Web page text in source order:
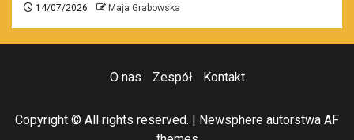
14/07/2026 Maja Grabowska
O nas Zespół Kontakt
Copyright © All rights reserved. Newsphere autorstwa AF